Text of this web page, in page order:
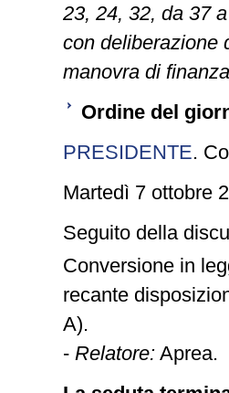
23, 24, 32, da 37
con deliberazione
manovra di
Ordine del
PRESIDENTE.
Martedì 7 ottobre
Seguito della
Conversione in
recante
A).
- Relatore: Aprea.